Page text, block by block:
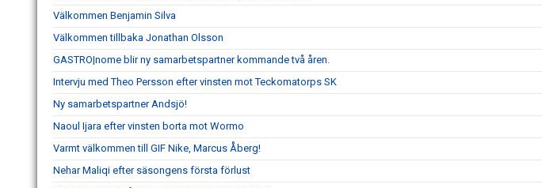
Välkommen Benjamin Silva
Välkommen tillbaka Jonathan Olsson
GASTRO|nome blir ny samarbetspartner kommande två åren.
Intervju med Theo Persson efter vinsten mot Teckomatorps SK
Ny samarbetspartner Andsjö!
Naoul Ijara efter vinsten borta mot Wormo
Varmt välkommen till GIF Nike, Marcus Åberg!
Nehar Maliqi efter säsongens första förlust